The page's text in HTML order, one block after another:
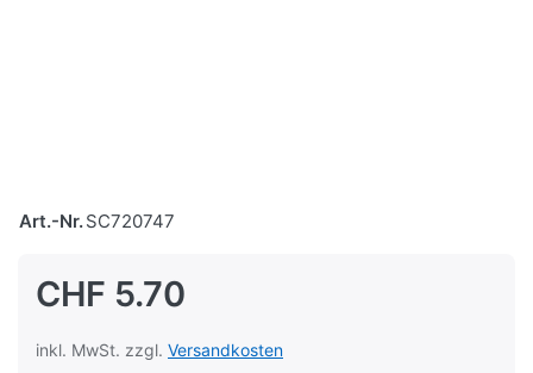
Art.-Nr.SC720747
CHF 5.70
inkl. MwSt. zzgl. Versandkosten